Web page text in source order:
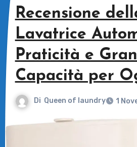
Recensione
Lavatrice
Praticità e
Capacità per
Di Queen of laundry 1